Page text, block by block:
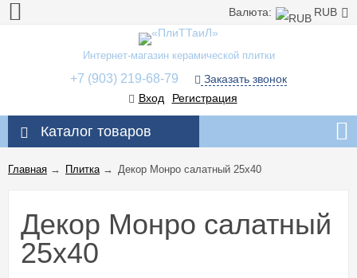
Валюта: RUB
Интернет-магазин керамической плитки
+7 (903) 219-68-79
Заказать звонок
Вход
Регистрация
Каталог товаров
Главная → Плитка→ Декор Монро салатный 25x40
Декор Монро салатный
25x40